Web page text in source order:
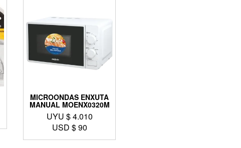
MICROONDAS ENXUTA
MANUAL MOENX0320M
UYU $4.010
USD $90